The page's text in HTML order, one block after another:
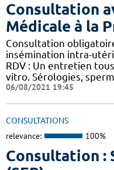
Consultation
Médicale à la
Consultation
insémination intra-
RDV : Un entretien
vitro. Sérologies,
06/08/2021 19:45
CONSULTATIONS
relevance: 100%
Consultation :